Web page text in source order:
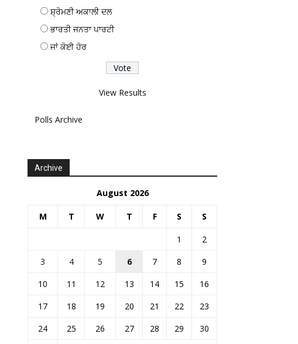
ਸ਼੍ਰੋਮਣੀ ਅਕਾਲੀ ਦਲ
ਭਾਰਤੀ ਜਨਤਾ ਪਾਰਟੀ
ਜਾਂ ਕੋਈ ਹੋਰ
View Results
Polls Archive
Archive
August 2026
M T W T F S S
1
2
3
4 5 6 7 8
9
10
11 12 13 14 15
16
17
18 19 20 21 22
23
24
25 26 27 28 29
30